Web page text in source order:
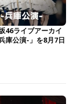
46ライブアーカイ
公演-」を8月7日